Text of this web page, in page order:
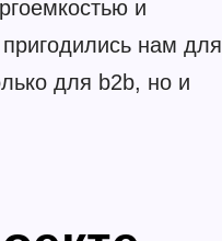
и
нам для
для b2b, но и